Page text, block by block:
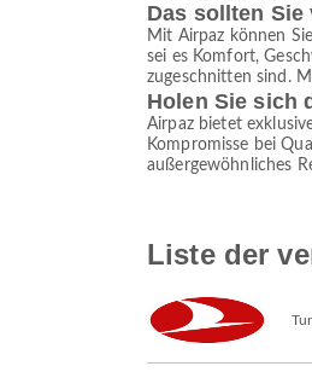
Das sollten
Mit Airpaz können
sei es Komfort,
zugeschnitten sind.
Holen Sie sich
Airpaz bietet
Kompromisse bei
außergewöhnliches
Liste der